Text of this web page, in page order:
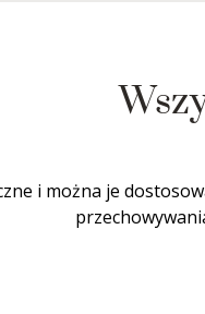
i można je